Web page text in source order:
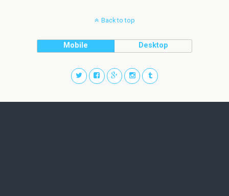
Back to top
Mobile Desktop